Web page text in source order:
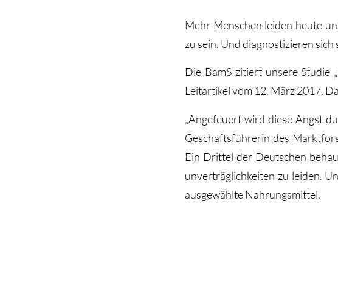
Mehr Menschen leiden heute
zu sein. Und diagnostizieren sich
Die BamS zitiert unsere Studie
Leitartikel vom 12. März 2017.
„Angefeuert wird diese Angst
Geschäftsführerin des
Ein Drittel der Deutschen
unverträglichkeiten zu leiden.
ausgewählte Nahrungsmittel.